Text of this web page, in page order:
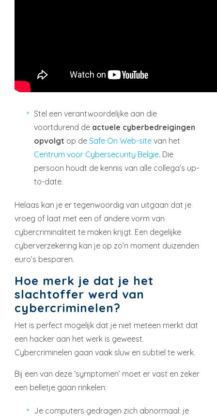
Stel een verantwoordelijke aan die
voortdurend de actuele cyberbedreigingen
opvolgt op de Safe On Web-site van het
Centrum voor Cybersecurity Belgie. Die
persoon houdt de kennis van alle collega’s up-
to-date.
Helaas kan je er tegenwoordig van uitgaan dat je
vroeg of laat met een of andere vorm van
cybercriminaliteit te maken krijgt. Een degelijke
cyberverzekering kan je op zo’n moment duizenden
euro’s besparen.
Hoe merk je dat je het
slachtoffer werd van
cybercriminelen?
Het is perfect mogelijk dat je niet meteen merkt dat
een hacker aan het werk is geweest.
Cybercriminelen gaan vaak sluw en subtiel te werk.
Bij een van deze ‘symptomen’ moet er vast en zeker
een belletje gaan rinkelen:
Je computers gedragen zich abnormaal: je